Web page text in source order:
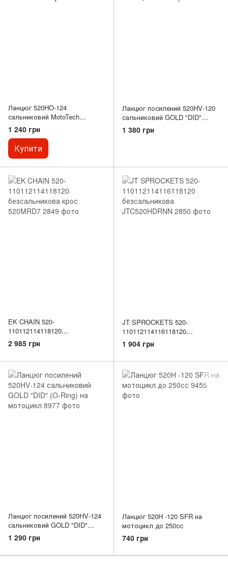
Ланцюг 520HO-124
сальниковий MotoTech
(O‑Ring) на мотоцикл до 500сс
1 240 грн
Купити
Ланцюг посилений 520HV‑120
сальниковий GOLD "DID"
(O‑Ring) на мотоцикл
1 380 грн
EK CHAIN ​​520-
110112114118120
безсальникова крос 520MRD7
2 985 грн
JT SPROCKETS 520-
110112114116118120
безсальникова JTC520HDRNN
1 904 грн
Ланцюг посилений 520HV‑124
сальниковий GOLD "DID"
(O‑Ring) на мотоцикл
1 290 грн
Ланцюг 520H ‑120 SFR на
мотоцикл до 250сс
740 грн